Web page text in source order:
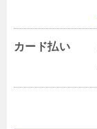
カード払い